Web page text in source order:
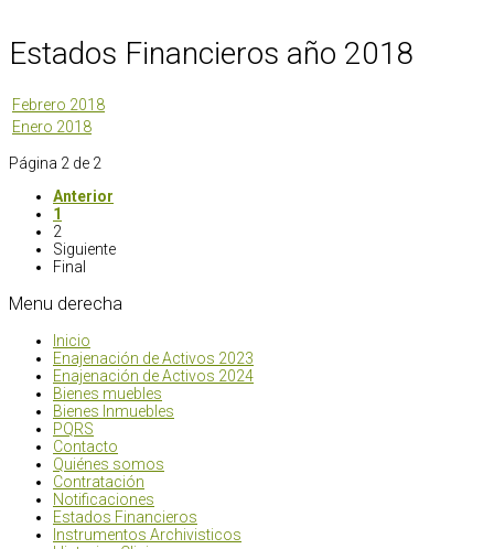
Estados Financieros año 2018
Febrero 2018
Enero 2018
Página 2 de 2
Anterior
1
2
Siguiente
Final
Menu derecha
Inicio
Enajenación de Activos 2023
Enajenación de Activos 2024
Bienes muebles
Bienes Inmuebles
PQRS
Contacto
Quiénes somos
Contratación
Notificaciones
Estados Financieros
Instrumentos Archivisticos